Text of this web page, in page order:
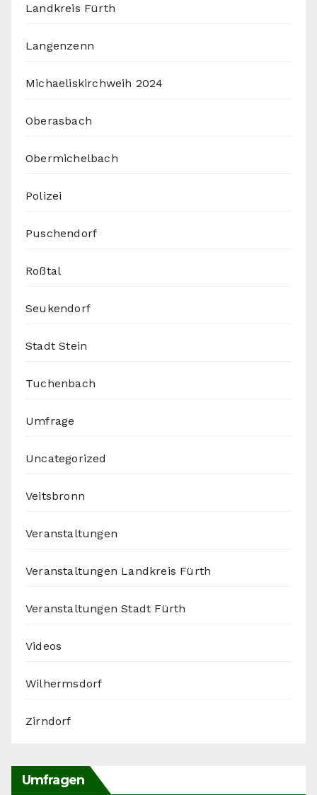
Landkreis Fürth
Langenzenn
Michaeliskirchweih 2024
Oberasbach
Obermichelbach
Polizei
Puschendorf
Roßtal
Seukendorf
Stadt Stein
Tuchenbach
Umfrage
Uncategorized
Veitsbronn
Veranstaltungen
Veranstaltungen Landkreis Fürth
Veranstaltungen Stadt Fürth
Videos
Wilhermsdorf
Zirndorf
Umfragen